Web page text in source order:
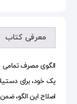
معرفی کتاب
الگوی مصرف تمامی
یک خود، برای
اصلاح این الگو،